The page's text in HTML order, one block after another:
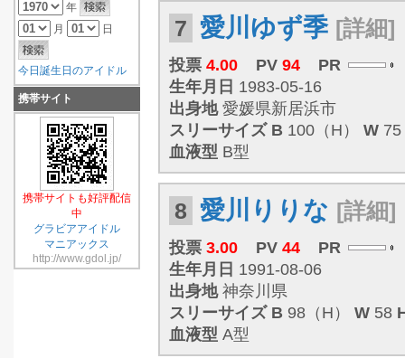
年
月
日
今日誕生日のアイドル
携帯サイト
携帯サイトも好評配信
中
グラビアアイドル
マニアックス
http://www.gdol.jp/
7 愛川ゆず季 [詳細]
投票 4.00 PV 94
PR
生年月日 1983-05-16
出身地愛媛県新居浜市
スリーサイズ B 100（H） W 75
血液型 B型
8 愛川りりな [詳細]
投票 3.00 PV 44
PR
生年月日 1991-08-06
出身地神奈川県
スリーサイズ B 98（H） W 58
血液型 A型